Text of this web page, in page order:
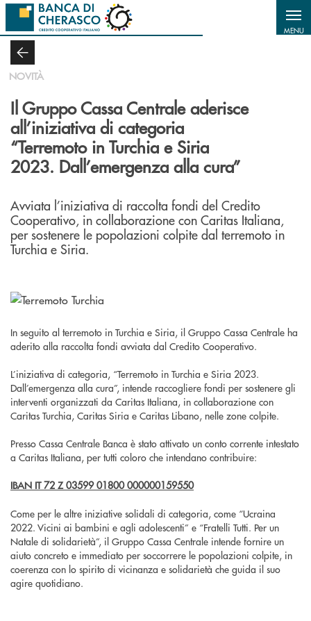
Salta al contenuto principale
MENU
NOVITÀ
Il Gruppo Cassa Centrale aderisce
all’iniziativa di categoria
“Terremoto in Turchia e Siria
2023. Dall’emergenza alla cura”
Avviata l’iniziativa di raccolta fondi del Credito
Cooperativo, in collaborazione con Caritas Italiana,
per sostenere le popolazioni colpite dal terremoto in
Turchia e Siria.
In seguito al terremoto in Turchia e Siria, il Gruppo Cassa Centrale ha
aderito alla raccolta fondi avviata dal Credito Cooperativo.
L’iniziativa di categoria, “Terremoto in Turchia e Siria 2023.
Dall’emergenza alla cura”, intende raccogliere fondi per sostenere gli
interventi organizzati da Caritas Italiana, in collaborazione con
Caritas Turchia, Caritas Siria e Caritas Libano, nelle zone colpite.
Presso Cassa Centrale Banca è stato attivato un conto corrente intestato
a Caritas Italiana, per tutti coloro che intendano contribuire:
IBAN IT 72 Z 03599 01800 000000159550
Come per le altre iniziative solidali di categoria, come “Ucraina
2022. Vicini ai bambini e agli adolescenti” e “Fratelli Tutti. Per un
Natale di solidarietà”, il Gruppo Cassa Centrale intende fornire un
aiuto concreto e immediato per soccorrere le popolazioni colpite, in
coerenza con lo spirito di vicinanza e solidarietà che guida il suo
agire quotidiano.